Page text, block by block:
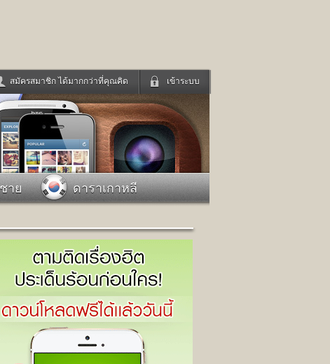
เข้าระบบ
สมัครสมาชิก ได้มากกว่าที่คุณคิด
ดูทีวี
ฟังวิทยุออนไลน์
Glitter
แม่และเด็ก
สัตว์เลี้ยง
แต่ง
ท่องเที่ยว
Facebook
เข้าระบบด้วย User Kapook
Email
Password
เข้าระบบด้วย Facebook
าย
ดาราเกาหลี